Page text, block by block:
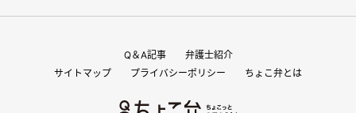
Q＆A記事
弁護士紹介
サイトマップ
プライバシーポリシー ちょこ弁とは